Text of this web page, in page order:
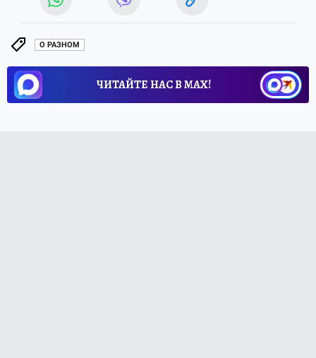
О РАЗНОМ
ЧИТАЙТЕ НАС В МАХ!